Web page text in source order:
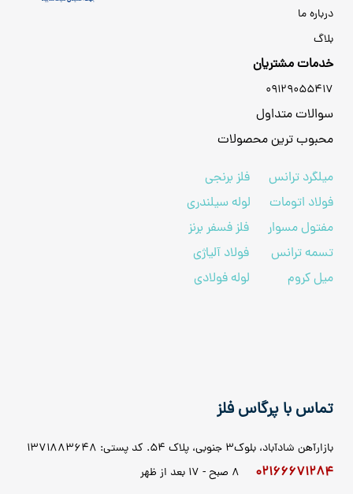
درباره ما
بلاگ
خدمات مشتریان
09129055417
سوالات متداول
محبوب ترین محصولات
میلگرد ترانس
فلز برنجی
فولاد اتومات
لوله سیلندری
مفتول مسوار
فلز فسفر برنز
تسمه ترانس
فولاد آلیاژی
میل کروم
لوله فولادی
تماس با پرگاس فلز
بازارآهن شادآباد، بلوک3 جنوبی، پلاک 54. کد پستی: 1371883648
02166671284